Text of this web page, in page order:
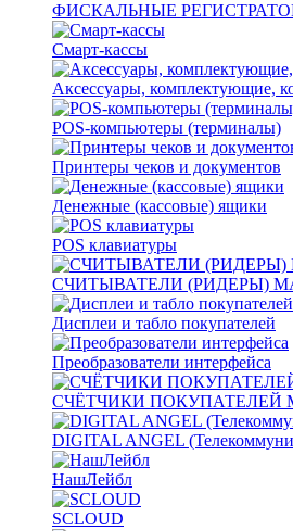
ФИСКАЛЬНЫЕ
Смарт-кассы
Аксессуары, комплектующие,
POS-компьютеры (терминалы)
Принтеры чеков и документов
Денежные (кассовые) ящики
POS клавиатуры
СЧИТЫВАТЕЛИ (РИДЕРЫ)
Дисплеи и табло покупателей
Преобразователи интерфейса
СЧЁТЧИКИ ПОКУПАТЕЛЕЙ
DIGITAL ANGEL
НашЛейбл
SCLOUD